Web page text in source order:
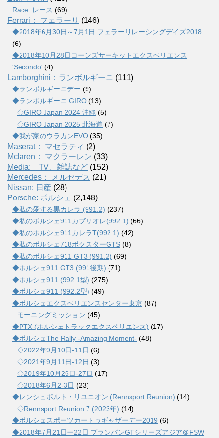
Race: レース (69)
Ferrari： フェラーリ (146)
◆2018年6月30日～7月1日 フェラーリレーシングデイズ2018
(6)
◆2018年10月28日コーンズサーキットエクスペリエンス
'Secondo' (4)
Lamborghini：ランボルギーニ (111)
◆ランボルギーニデー (9)
◆ランボルギーニ GIRO (13)
◇GIRO Japan 2024 沖縄 (5)
◇GIRO Japan 2025 北海道 (7)
◆我が家のウラカンEVO (35)
Maserat： マセラティ (2)
Mclaren： マクラーレン (33)
Media: TV、雑誌など (152)
Mercedes： メルセデス (21)
Nissan: 日産 (28)
Porsche: ポルシェ (2,148)
◆私の愛する黒カレラ (991.2) (237)
◆私のポルシェ911カブリオレ(992.1) (66)
◆私のポルシェ911カレラT(992.1) (42)
◆私のポルシェ718ボクスターGTS (8)
◆私のポルシェ911 GT3 (991.2) (69)
◆ポルシェ911 GT3 (991後期) (71)
◆ポルシェ911 (992.1型) (275)
◆ポルシェ911 (992.2型) (49)
◆ポルシェエクスペリエンスセンター東京 (87)
モーニングミッション (45)
◆PTX (ポルシェトラックエクスペリエンス) (17)
◆ポルシェThe Rally -Amazing Moment- (48)
◇2022年9月10日-11日 (6)
◇2021年9月11日-12日 (3)
◇2019年10月26日-27日 (17)
◇2018年6月2-3日 (23)
◆レンシュポルト・リユニオン (Rennsport Reunion) (14)
◇Rennsport Reunion 7 (2023年) (14)
◆ポルシェスポーツカートゥギャザーデー2019 (6)
◆2018年7月21日ー22日 ブランパンGTシリーズアジア＠FSW